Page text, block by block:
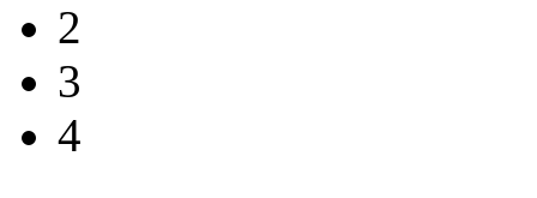
2
3
4